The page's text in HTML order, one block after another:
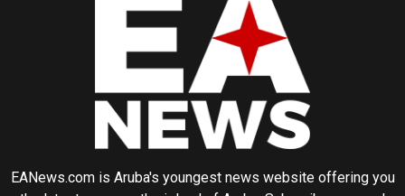
EANews.com is Aruba's youngest news website offering you